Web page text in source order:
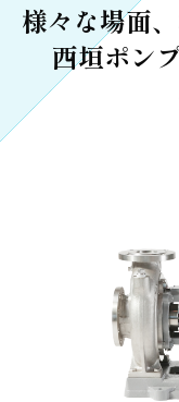
様々な場面
西垣ポン